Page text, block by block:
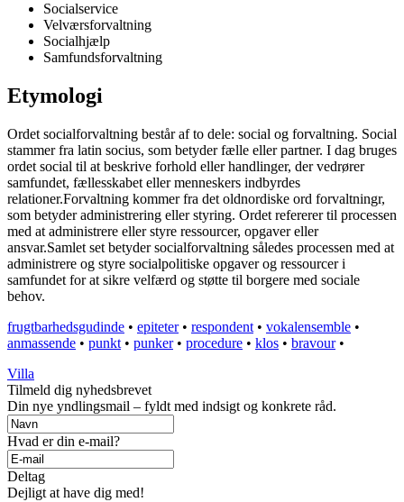
Socialservice
Velværsforvaltning
Socialhjælp
Samfundsforvaltning
Etymologi
Ordet socialforvaltning består af to dele: social og forvaltning. Social
stammer fra latin socius, som betyder fælle eller partner. I dag bruges
ordet social til at beskrive forhold eller handlinger, der vedrører
samfundet, fællesskabet eller menneskers indbyrdes
relationer.Forvaltning kommer fra det oldnordiske ord forvaltningr,
som betyder administrering eller styring. Ordet refererer til processen
med at administrere eller styre ressourcer, opgaver eller
ansvar.Samlet set betyder socialforvaltning således processen med at
administrere og styre socialpolitiske opgaver og ressourcer i
samfundet for at sikre velfærd og støtte til borgere med sociale
behov.
frugtbarhedsgudinde • epiteter• respondent • vokalensemble •
anmassende • punkt • punker• procedure • klos • bravour•
Villa
Tilmeld dig nyhedsbrevet
Din nye yndlingsmail – fyldt med indsigt og konkrete råd.
Hvad er din e-mail?
Deltag
Dejligt at have dig med!